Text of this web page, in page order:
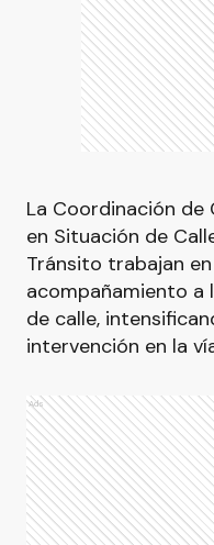
La Coordinación de
en Situación de
Tránsito trabajan
acompañamiento a
de calle,
intervención en la
Ads